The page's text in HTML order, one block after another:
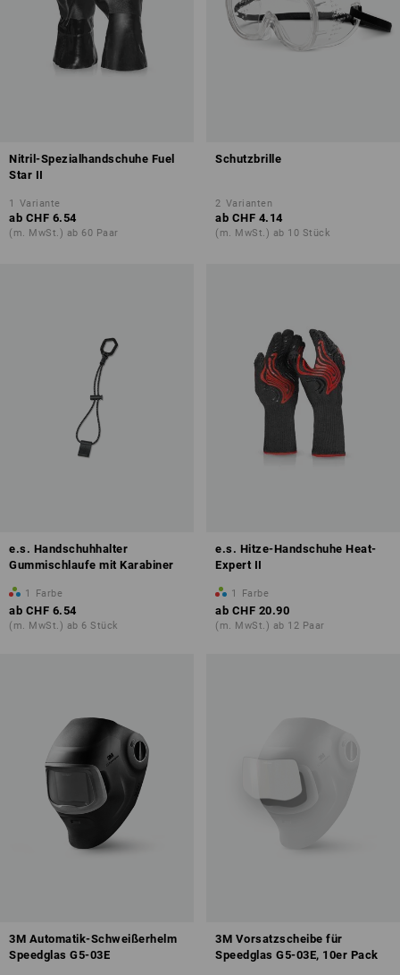
Nitril-Spezialhandschuhe Fuel
Star II
1 Variante
ab CHF 6.54
(m. MwSt.) ab 60 Paar
Schutzbrille
2 Varianten
ab CHF 4.14
(m. MwSt.) ab 10 Stück
e.s. Handschuhhalter
Gummischlaufe mit Karabiner
1 Farbe
ab CHF 6.54
(m. MwSt.) ab 6 Stück
e.s. Hitze-Handschuhe Heat-
Expert II
1 Farbe
ab CHF 20.90
(m. MwSt.) ab 12 Paar
3M Automatik-Schweißerhelm
Speedglas G5-03E
3M Vorsatzscheibe für
Speedglas G5-03E, 10er Pack